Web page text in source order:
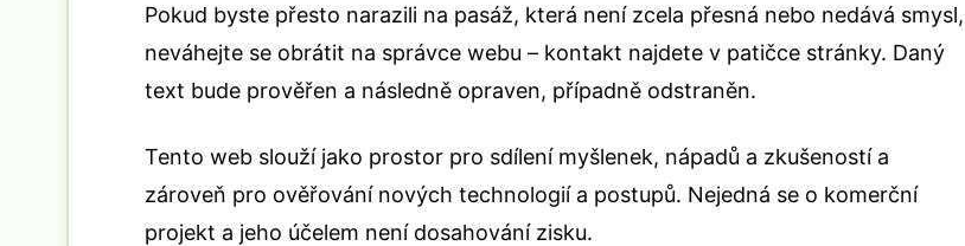
Pokud byste přesto narazili na pasáž, která není zcela přesná nebo nedává smysl,
neváhejte se obrátit na správce webu – kontakt najdete v patičce stránky. Daný
text bude prověřen a následně opraven, případně odstraněn.
Tento web slouží jako prostor pro sdílení myšlenek, nápadů a zkušeností a
zároveň pro ověřování nových technologií a postupů. Nejedná se o komerční
projekt a jeho účelem není dosahování zisku.